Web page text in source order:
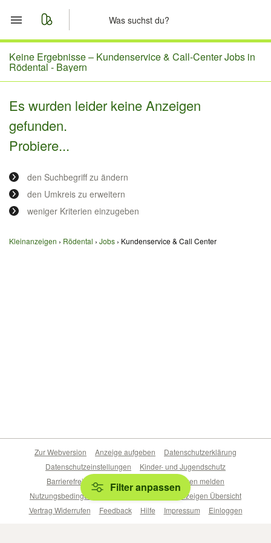
Start
Merkliste
Nachrichten
Anzeige aufgeben
Keine Ergebnisse – Kundenservice & Call-Center Jobs in
Rödental - Bayern
Es wurden leider keine Anzeigen
gefunden.
Probiere...
den Suchbegriff zu ändern
den Umkreis zu erweitern
weniger Kriterien einzugeben
Kleinanzeigen Rödental Jobs Kundenservice & Call Center
Filter anpassen
Zur Webversion Anzeige aufgeben
Datenschutzerklärung
Datenschutzeinstellungen
Kinder- und Jugendschutz
Barrierefreiheitserklärung
Sicherheitslücken melden
Nutzungsbedingungen
Beliebte Suchen
Anzeigen Übersicht
Vertrag Widerrufen
Feedback Hilfe Impressum Einloggen